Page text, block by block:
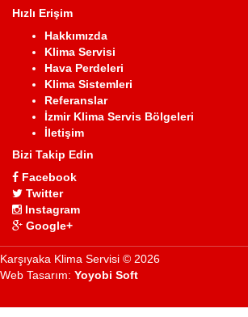
Hızlı Erişim
Hakkımızda
Klima Servisi
Hava Perdeleri
Klima Sistemleri
Referanslar
İzmir Klima Servis Bölgeleri
İletişim
Bizi Takip Edin
Facebook
Twitter
Instagram
Google+
Karşıyaka Klima Servisi © 2026
Web Tasarım: Yoyobi Soft